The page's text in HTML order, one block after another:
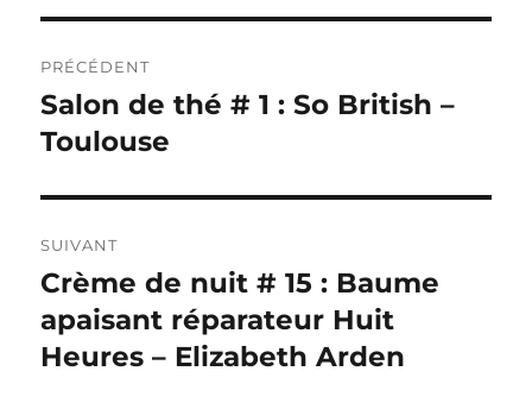
de
l’article
PRÉCÉDENT
Publication
précédente :
Salon de thé # 1 : So British –
Toulouse
SUIVANT
Publication
suivante :
Crème de nuit # 15 : Baume
apaisant réparateur Huit
Heures – Elizabeth Arden